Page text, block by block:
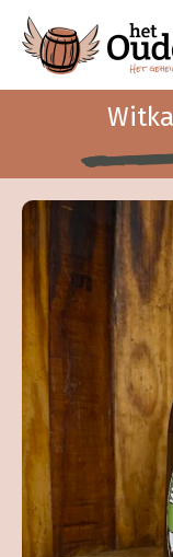
naar
inhoud